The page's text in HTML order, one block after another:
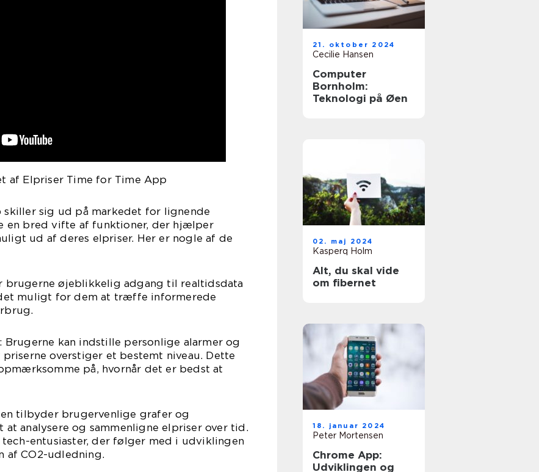
af Elpriser Time for Time App
sig ud på markedet for lignende
en bred vifte af funktioner, der hjælper
ud af deres elpriser. Her er nogle af de
brugerne øjeblikkelig adgang til realtidsdata
muligt for dem at træffe informerede
kan indstille personlige alarmer og
overstiger et bestemt niveau. Dette
på, hvornår det er bedst at
tilbyder brugervenlige grafer og
analysere og sammenligne elpriser over tid.
entusiaster, der følger med i udviklingen
af CO2-udledning.
21. oktober 2024
Cecilie Hansen
Computer
Bornholm:
Teknologi på Øen
02. maj 2024
Kasperq Holm
Alt, du skal vide
om fibernet
18. januar 2024
Peter Mortensen
Chrome App:
Udviklingen og